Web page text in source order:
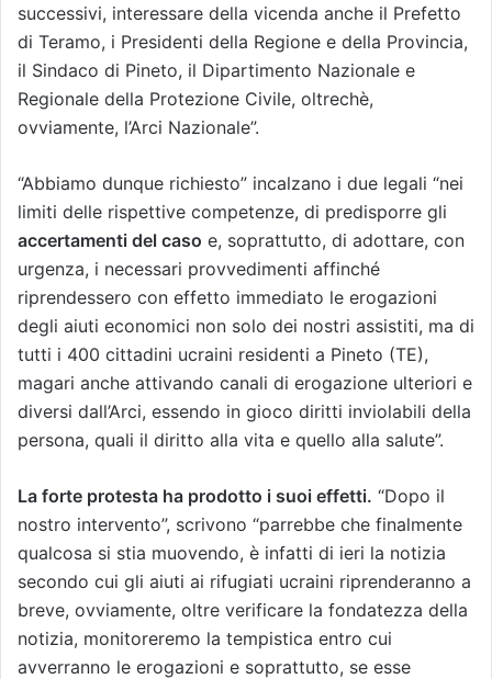
successivi, interessare della vicenda anche il Prefetto
di Teramo, i Presidenti della Regione e della Provincia,
il Sindaco di Pineto, il Dipartimento Nazionale e
Regionale della Protezione Civile, oltrechè,
ovviamente, l’Arci Nazionale”.
“Abbiamo dunque richiesto” incalzano i due legali “nei
limiti delle rispettive competenze, di predisporre gli
accertamenti del caso e, soprattutto, di adottare, con
urgenza, i necessari provvedimenti affinché
riprendessero con effetto immediato le erogazioni
degli aiuti economici non solo dei nostri assistiti, ma di
tutti i 400 cittadini ucraini residenti a Pineto (TE),
magari anche attivando canali di erogazione ulteriori e
diversi dall’Arci, essendo in gioco diritti inviolabili della
persona, quali il diritto alla vita e quello alla salute”.
La forte protesta ha prodotto i suoi effetti. “Dopo il
nostro intervento”, scrivono “parrebbe che finalmente
qualcosa si stia muovendo, è infatti di ieri la notizia
secondo cui gli aiuti ai rifugiati ucraini riprenderanno a
breve, ovviamente, oltre verificare la fondatezza della
notizia, monitoreremo la tempistica entro cui
avverranno le erogazioni e soprattutto, se esse